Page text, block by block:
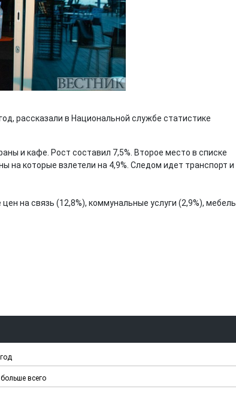
рассказали в Национальной службе статистике
и кафе. Рост составил 7,5%. Второе место в списке
на которые взлетели на 4,9%. Следом идет транспорт и
на связь (12,8%), коммунальные услуги (2,9%), мебель
всего